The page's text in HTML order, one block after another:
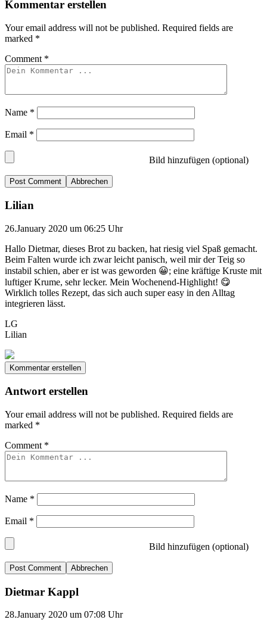
Kommentar erstellen
Your email address will not be published. Required fields are
marked *
Comment *
Name *
Email *
Bild hinzufügen (optional)
Abbrechen
Lilian
26.January 2020 um 06:25 Uhr
Hallo Dietmar, dieses Brot zu backen, hat riesig viel Spaß gemacht.
Beim Falten wurde ich zwar leicht panisch, weil mir der Teig so
instabil schien, aber er ist was geworden 😀; eine kräftige Kruste mit
luftiger Krume, sehr lecker. Mein Wochenend-Highlight! 😋
Wirklich tolles Rezept, das sich auch super easy in den Alltag
integrieren lässt.
LG
Lilian
Kommentar erstellen
Antwort erstellen
Your email address will not be published. Required fields are
marked *
Comment *
Name *
Email *
Bild hinzufügen (optional)
Abbrechen
Dietmar Kappl
28.January 2020 um 07:08 Uhr